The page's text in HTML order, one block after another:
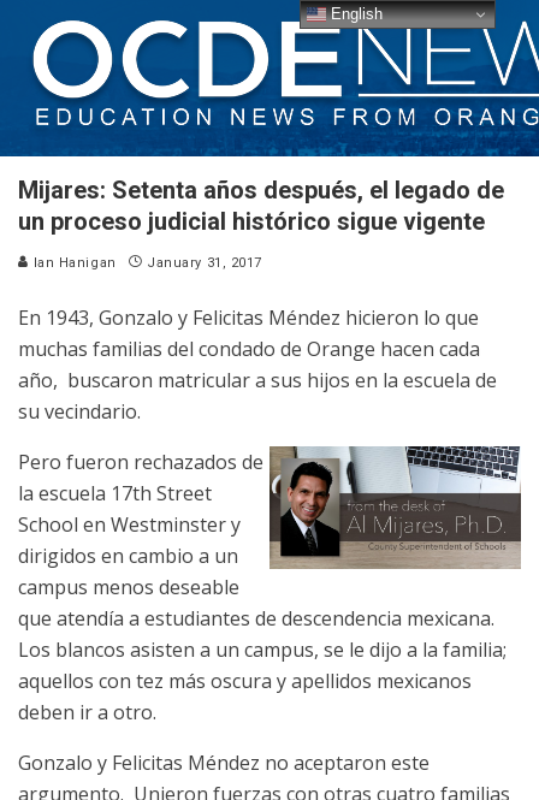
Mijares: Setenta años después, el legado de
un proceso judicial histórico sigue vigente
Ian Hanigan January 31, 2017
En 1943, Gonzalo y Felicitas Méndez hicieron lo que
muchas familias del condado de Orange hacen cada
año, buscaron matricular a sus hijos en la escuela de
su vecindario.
Pero fueron rechazados de
la escuela 17th Street
School en Westminster y
dirigidos en cambio a un
campus menos deseable
que atendía a estudiantes de descendencia mexicana.
Los blancos asisten a un campus, se le dijo a la familia;
aquellos con tez más oscura y apellidos mexicanos
deben ir a otro.
Gonzalo y Felicitas Méndez no aceptaron este
argumento. Unieron fuerzas con otras cuatro familias
English